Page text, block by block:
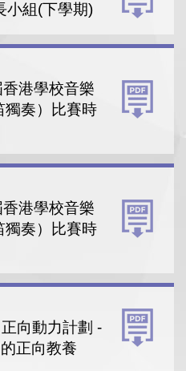
小組(下學期)
港學校音樂
獨奏）比賽時
港學校音樂
獨奏）比賽時
向動力計劃 -
正向教養